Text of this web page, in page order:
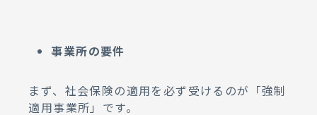
事業所の要件
まず、社会保険の適用を必ず受けるのが「強制
適用事業所」です。